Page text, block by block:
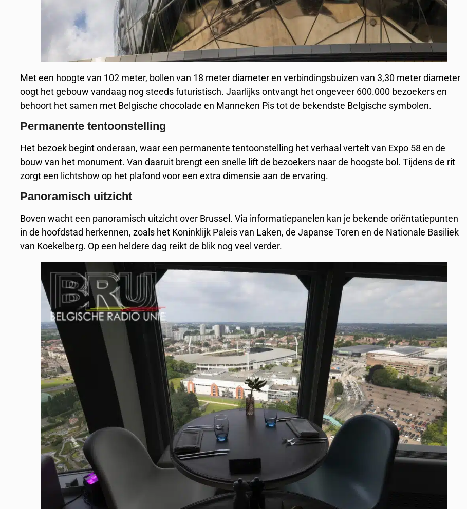
Met een hoogte van 102 meter, bollen van 18 meter diameter en verbindingsbuizen van 3,30 meter diameter
oogt het gebouw vandaag nog steeds futuristisch. Jaarlijks ontvangt het ongeveer 600.000 bezoekers en
behoort het samen met Belgische chocolade en Manneken Pis tot de bekendste Belgische symbolen.
Permanente tentoonstelling
Het bezoek begint onderaan, waar een permanente tentoonstelling het verhaal vertelt van Expo 58 en de
bouw van het monument. Van daaruit brengt een snelle lift de bezoekers naar de hoogste bol. Tijdens de rit
zorgt een lichtshow op het plafond voor een extra dimensie aan de ervaring.
Panoramisch uitzicht
Boven wacht een panoramisch uitzicht over Brussel. Via informatiepanelen kan je bekende oriëntatiepunten
in de hoofdstad herkennen, zoals het Koninklijk Paleis van Laken, de Japanse Toren en de Nationale Basiliek
van Koekelberg. Op een heldere dag reikt de blik nog veel verder.